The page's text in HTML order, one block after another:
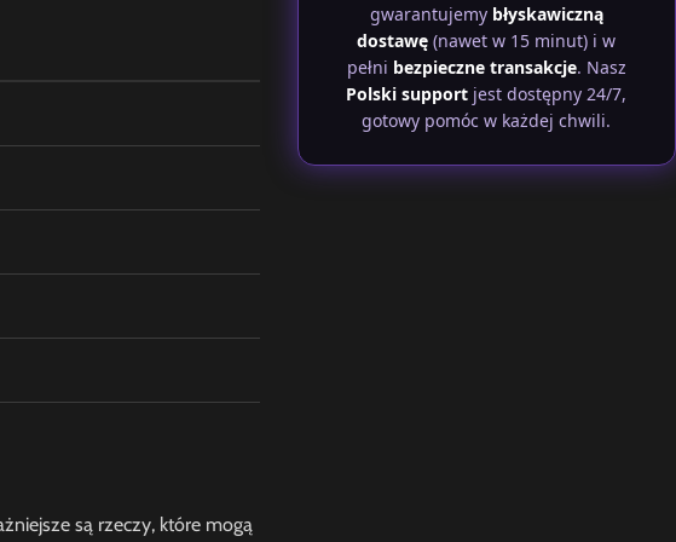
są rzeczy, które mogą
gwarantujemy błyskawiczną
dostawę (nawet w 15 minut) i w
pełni bezpieczne transakcje. Nasz
Polski support jest dostępny 24/7,
gotowy pomóc w każdej chwili.